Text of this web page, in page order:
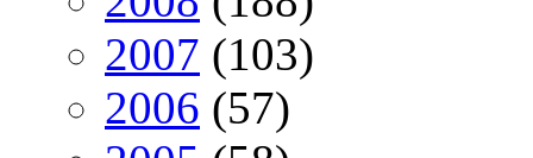
2007 (103)
2006 (57)